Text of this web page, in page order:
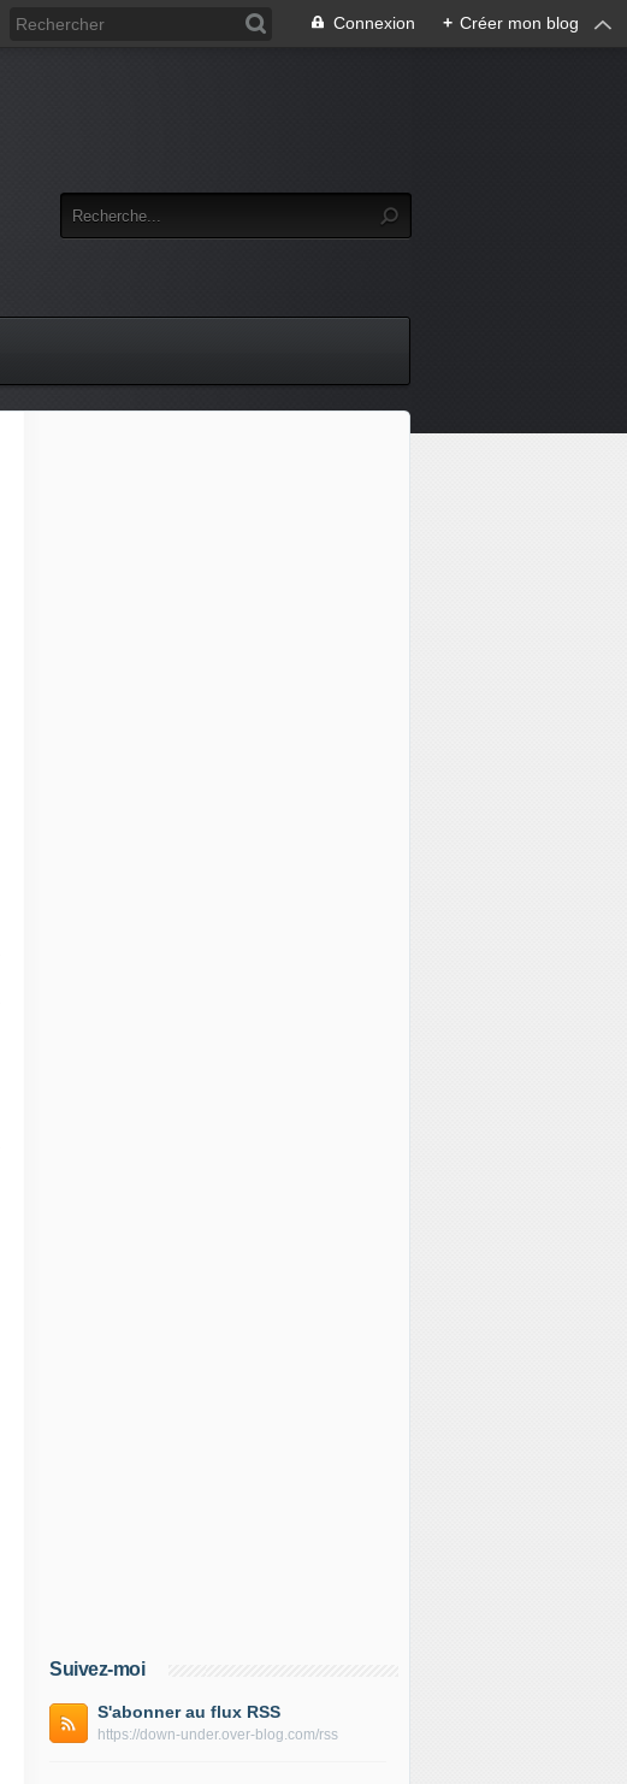
Connexion + Créer mon blog
Suivez-moi
S'abonner au flux RSS
https://down-under.over-blog.com/rss